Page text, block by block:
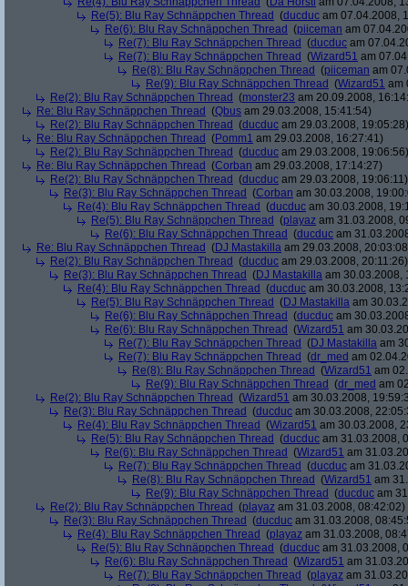
Re(5): Blu Ray Schnäppchen Thread (ducduc am 07.04.2008,
Re(6): Blu Ray Schnäppchen Thread (piiceman am
Re(7): Blu Ray Schnäppchen Thread (ducduc am
Re(7): Blu Ray Schnäppchen Thread (Wizard51 am
Re(8): Blu Ray Schnäppchen Thread (piiceman am
Re(9): Blu Ray Schnäppchen Thread (Wizard51 am
Re(2): Blu Ray Schnäppchen Thread (monster23 am 20.09.2008,
Re: Blu Ray Schnäppchen Thread (Qbus am 29.03.2008, 15:41:54)
Re(2): Blu Ray Schnäppchen Thread (ducduc am 29.03.2008, 19:05:28)
Re: Blu Ray Schnäppchen Thread (Pomm1 am 29.03.2008, 16:27:41)
Re(2): Blu Ray Schnäppchen Thread (ducduc am 29.03.2008, 19:06:56)
Re: Blu Ray Schnäppchen Thread (Corban am 29.03.2008, 17:14:27)
Re(2): Blu Ray Schnäppchen Thread (ducduc am 29.03.2008, 19:06:11)
Re(3): Blu Ray Schnäppchen Thread (Corban am 30.03.2008,
Re(4): Blu Ray Schnäppchen Thread (ducduc am 30.03.2008,
Re(5): Blu Ray Schnäppchen Thread (playaz am 31.03.2008,
Re(6): Blu Ray Schnäppchen Thread (ducduc am
Re: Blu Ray Schnäppchen Thread (DJ Mastakilla am 29.03.2008,
Re(2): Blu Ray Schnäppchen Thread (ducduc am 29.03.2008, 20:11:26)
Re(3): Blu Ray Schnäppchen Thread (DJ Mastakilla am 30.03.2008,
Re(4): Blu Ray Schnäppchen Thread (ducduc am 30.03.2008,
Re(5): Blu Ray Schnäppchen Thread (DJ Mastakilla am
Re(6): Blu Ray Schnäppchen Thread (ducduc am
Re(6): Blu Ray Schnäppchen Thread (Wizard51 am
Re(7): Blu Ray Schnäppchen Thread (DJ Mastakilla am
Re(7): Blu Ray Schnäppchen Thread (dr_med am
Re(8): Blu Ray Schnäppchen Thread (Wizard51 am
Re(9): Blu Ray Schnäppchen Thread (dr_med am
Re(2): Blu Ray Schnäppchen Thread (Wizard51 am 30.03.2008,
Re(3): Blu Ray Schnäppchen Thread (ducduc am 30.03.2008,
Re(4): Blu Ray Schnäppchen Thread (Wizard51 am 30.03.2008,
Re(5): Blu Ray Schnäppchen Thread (ducduc am 31.03.2008,
Re(6): Blu Ray Schnäppchen Thread (Wizard51 am
Re(7): Blu Ray Schnäppchen Thread (ducduc am
Re(8): Blu Ray Schnäppchen Thread (Wizard51 am
Re(9): Blu Ray Schnäppchen Thread (ducduc am
Re(2): Blu Ray Schnäppchen Thread (playaz am 31.03.2008, 08:42:02)
Re(3): Blu Ray Schnäppchen Thread (ducduc am 31.03.2008,
Re(4): Blu Ray Schnäppchen Thread (playaz am 31.03.2008,
Re(5): Blu Ray Schnäppchen Thread (ducduc am 31.03.2008,
Re(6): Blu Ray Schnäppchen Thread (Wizard51 am
Re(7): Blu Ray Schnäppchen Thread (playaz am